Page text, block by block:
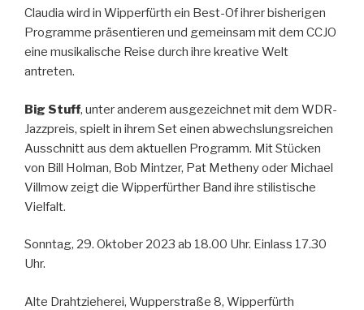
Claudia wird in Wipperfürth ein Best-Of ihrer bisherigen
Programme präsentieren und gemeinsam mit dem CCJO
eine musikalische Reise durch ihre kreative Welt
antreten.
Big Stuff, unter anderem ausgezeichnet mit dem WDR-
Jazzpreis, spielt in ihrem Set einen abwechslungsreichen
Ausschnitt aus dem aktuellen Programm. Mit Stücken
von Bill Holman, Bob Mintzer, Pat Metheny oder Michael
Villmow zeigt die Wipperfürther Band ihre stilistische
Vielfalt.
Sonntag, 29. Oktober 2023 ab 18.00 Uhr. Einlass 17.30
Uhr.
Alte Drahtzieherei, Wupperstraße 8, Wipperfürth